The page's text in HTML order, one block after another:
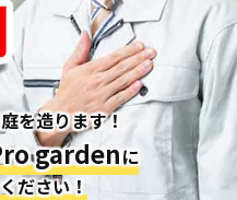
を造ります！
gardenに
ださい！